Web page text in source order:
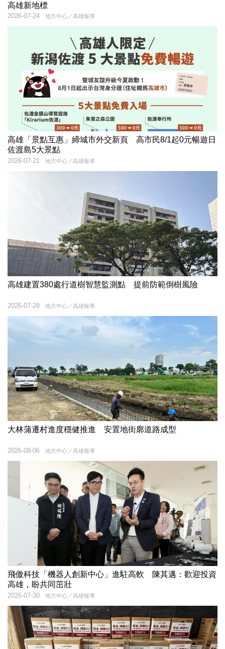
高雄新地標
地方中心／高雄報導
2026-07-24
高雄「景點互惠」締城市外交新頁 高市民8/1起0元暢遊日
佐渡島5大景點
地方中心／高雄報導
2026-07-21
高雄建置380處行道樹智慧監測點 提前防範倒樹風險
地方中心／高雄報導
2026-07-28
大林蒲遷村進度穩健推進 安置地街廓道路成型
地方中心／高雄報導
2026-08-06
飛傲科技「機器人創新中心」進駐高軟 陳其邁：歡迎投資
高雄，盼共同茁壯
地方中心／高雄報導
2026-07-30